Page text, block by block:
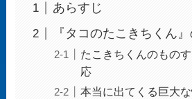
あらすじ
『タコのたこきちくん
たこきちくんのもの
応
本当に出てくる巨大